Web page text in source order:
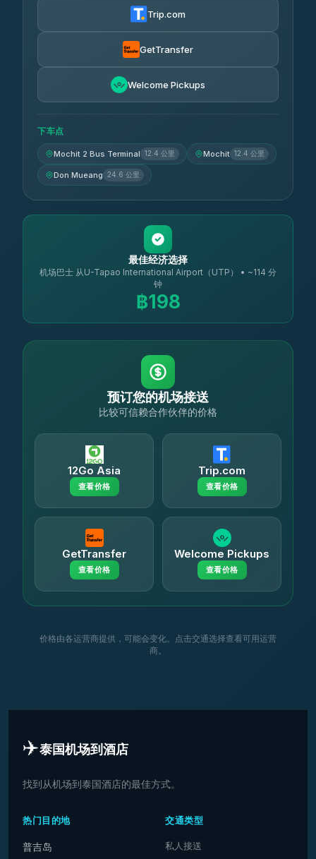
Air Korat Pattana
Trip.com
GetTransfer
Welcome Pickups
下车点
Mochit 2 Bus Terminal 12.4 公里 Mochit 12.4 公里
Don Mueang 24.6 公里
最佳经济选择
机场巴士 从U-Tapao International Airport（UTP） • ~114 分
钟
฿198
预订您的机场接送
比较可信赖合作伙伴的价格
12Go Asia
查看价格
Trip.com
查看价格
GetTransfer
查看价格
Welcome Pickups
查看价格
价格由各运营商提供，可能会变化。点击交通选择查看可用运营
商。
✈️泰国机场到酒店
找到从机场到泰国酒店的最佳方式。
热门目的地
普吉岛
交通类型
私人接送